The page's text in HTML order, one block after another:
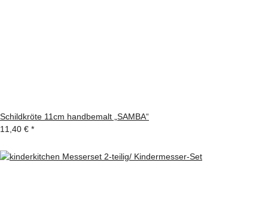
Schildkröte 11cm handbemalt „SAMBA“
11,40 € *